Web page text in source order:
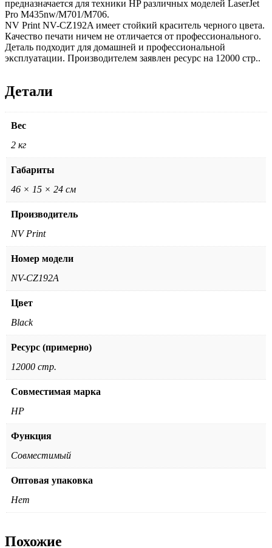
предназначается для техники HP различных моделей LaserJet
Pro M435nw/M701/M706.
NV Print NV-CZ192A имеет стойкий краситель черного цвета.
Качество печати ничем не отличается от профессионального.
Деталь подходит для домашней и профессиональной
эксплуатации. Производителем заявлен ресурс на 12000 стр..
Детали
Вес
2 кг
Габариты
46 × 15 × 24 см
Производитель
NV Print
Номер модели
NV-CZ192A
Цвет
Black
Ресурс (примерно)
12000 стр.
Совместимая марка
HP
Функция
Совместимый
Оптовая упаковка
Нет
Похожие